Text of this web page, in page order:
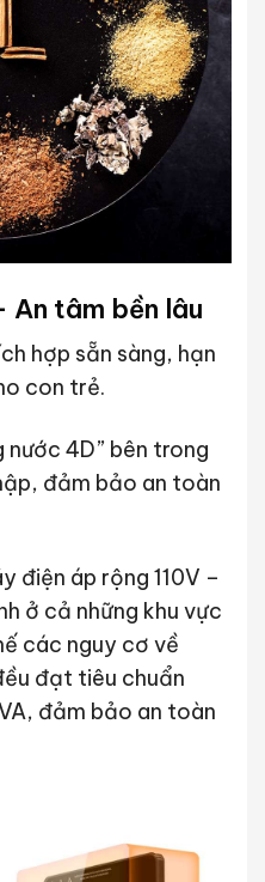
tâm bền lâu
hợp sẵn sàng, hạn
con trẻ.
nước 4D” bên trong
đảm bảo an toàn
điện áp rộng 110V –
ở cả những khu vực
các nguy cơ về
đạt tiêu chuẩn
đảm bảo an toàn